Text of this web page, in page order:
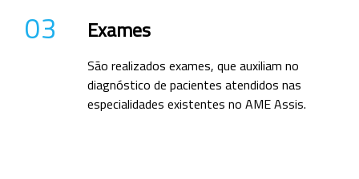
03 Exames
São realizados exames, que auxiliam no
diagnóstico de pacientes atendidos nas
especialidades existentes no AME Assis.